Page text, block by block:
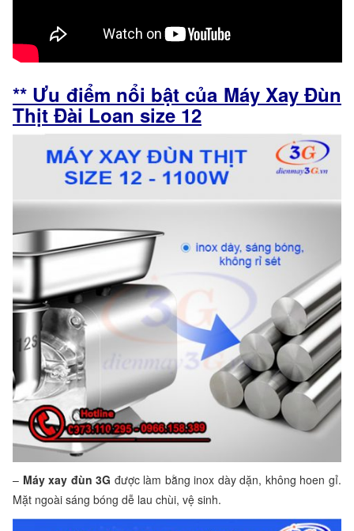
** Ưu điểm nổi bật của Máy Xay Đùn
Thịt Đài Loan size 12
– Máy xay đùn 3G được làm bằng inox dày dặn, không hoen gỉ.
Mặt ngoài sáng bóng dễ lau chùi, vệ sinh.